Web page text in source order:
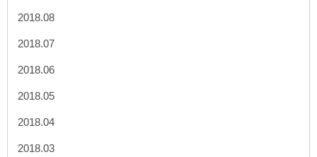
2018.08
2018.07
2018.06
2018.05
2018.04
2018.03